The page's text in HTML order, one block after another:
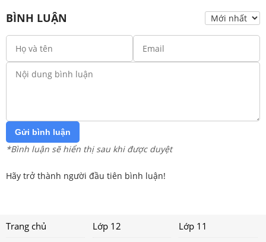
BÌNH LUẬN
Gửi bình luận
*Bình luận sẽ hiển thị sau khi được duyệt
Hãy trở thành người đầu tiên bình luận!
Trang chủ Lớp 12
Lớp 11